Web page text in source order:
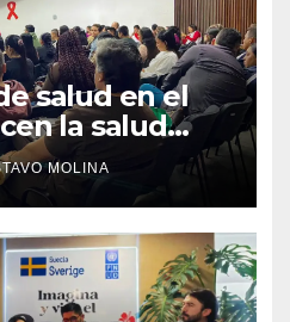
salud en el
la salud
de
de
MOLINA